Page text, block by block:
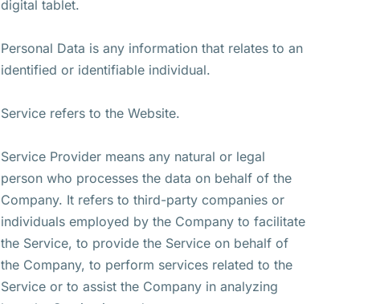
digital tablet.
Personal Data is any information that relates to an
identified or identifiable individual.
Service refers to the Website.
Service Provider means any natural or legal
person who processes the data on behalf of the
Company. It refers to third-party companies or
individuals employed by the Company to facilitate
the Service, to provide the Service on behalf of
the Company, to perform services related to the
Service or to assist the Company in analyzing